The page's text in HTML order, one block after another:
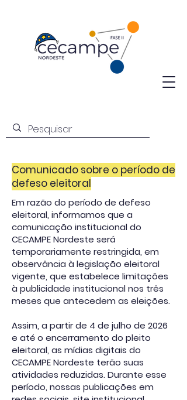
Comunicado sobre o período de
defeso eleitoral
Em razão do período de defeso
eleitoral, informamos que a
comunicação institucional do
CECAMPE Nordeste será
temporariamente restringida, em
observância à legislação eleitoral
vigente, que estabelece limitações
à publicidade institucional nos três
meses que antecedem as eleições.
Assim, a partir de 4 de julho de 2026
e até o encerramento do pleito
eleitoral, as mídias digitais do
CECAMPE Nordeste terão suas
atividades reduzidas. Durante esse
período, nossas publicações em